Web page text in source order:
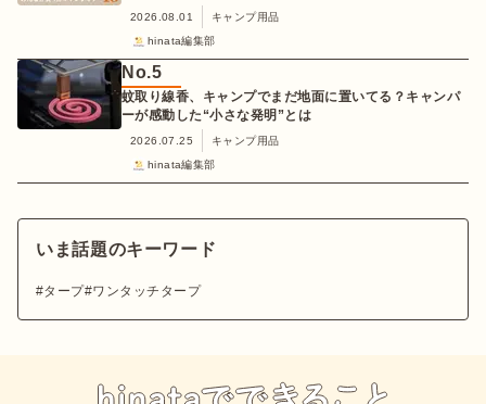
2026.08.01
キャンプ用品
hinata編集部
No.5
蚊取り線香、キャンプでまだ地面に置いてる？キャンパ
ーが感動した“小さな発明”とは
2026.07.25
キャンプ用品
hinata編集部
いま話題のキーワード
タープ ワンタッチタープ